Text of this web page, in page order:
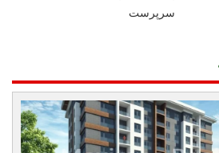
سرپرست